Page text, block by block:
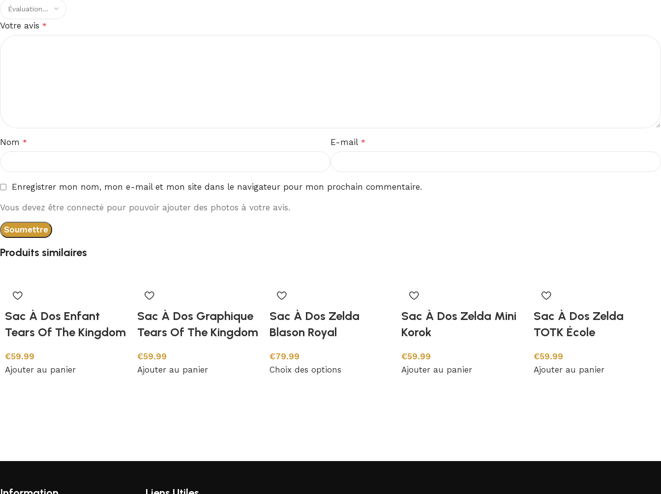
Votre avis *
Nom * E-mail *
Enregistrer mon nom, mon e-mail et mon site dans le navigateur pour mon prochain commentaire.
Vous devez être connecté pour pouvoir ajouter des photos à votre avis.
Produits similaires
Sac À Dos Enfant
Tears Of The Kingdom
€59.99
Ajouter au panier
Sac À Dos Graphique
Tears Of The Kingdom
€59.99
Ajouter au panier
Sac À Dos Zelda
Blason Royal
€79.99
Choix des options
Sac À Dos Zelda Mini
Korok
€59.99
Ajouter au panier
Sac À Dos Zelda
TOTK École
€59.99
Ajouter au panier